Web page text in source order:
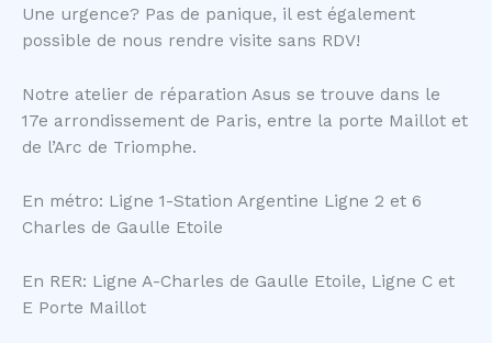
Une urgence? Pas de panique, il est également
possible de nous rendre visite sans RDV!
Notre atelier de réparation Asus se trouve dans le
17e arrondissement de Paris, entre la porte Maillot et
de l’Arc de Triomphe.
En métro: Ligne 1-Station Argentine Ligne 2 et 6
Charles de Gaulle Etoile
En RER: Ligne A-Charles de Gaulle Etoile, Ligne C et
E Porte Maillot